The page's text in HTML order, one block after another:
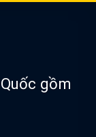
gồm